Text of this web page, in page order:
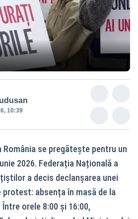
10:39
se pregătește pentru un
2026. Federația Națională a
a decis declanșarea unei
protest: absența în masă de la
orele 8:00 și 16:00,